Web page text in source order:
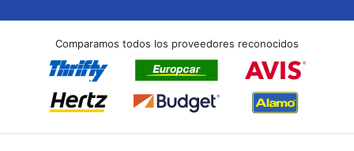
Comparamos todos los proveedores reconocidos